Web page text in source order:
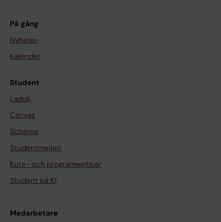
På gång
Nyheter
Kalender
Student
Ladok
Canvas
Schema
Studentmejlen
Kurs- och programwebbar
Student på KI
Medarbetare